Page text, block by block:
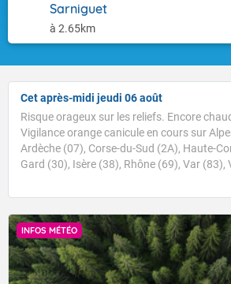
Sarniguet
à 2.65km
Cet après-midi jeudi 06 août
Risque orageux sur les reliefs. Encore
Vigilance orange canicule en cours sur
Ardèche (07), Corse-du-Sud (2A), Haute-
Gard (30), Isère (38), Rhône (69), Var (83),
INFOS MÉTÉO